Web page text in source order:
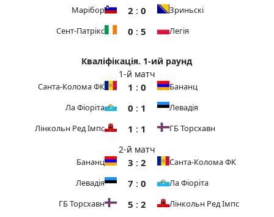
Марібор
2 : 0
Зриньскі
Сент-Патрікс
0 : 5 Легія
Кваліфікація. 1-ий раунд
1-й матч
Санта-Колома ФК 1 : 0
Бананц
Ла Фіоріта
0 : 1
Левадія
Лінкольн Ред Імпс
1 : 1 ГБ Торсхавн
2-й матч
Бананц 3 : 2
Санта-Колома ФК
Левадія
7 : 0
Ла Фіоріта
ГБ Торсхавн
5 : 2 Лінкольн Ред Імпс